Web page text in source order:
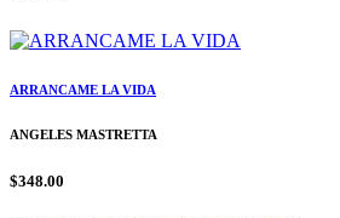
ARRANCAME LA VIDA
ANGELES MASTRETTA
$348.00